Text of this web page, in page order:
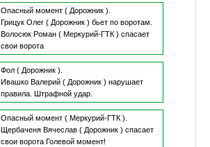
Опасный момент ( Дорожник ).
Грицук Олег( Дорожник ) бьет по воротам.
Волосюк Роман( Меркурий-ГТК ) спасает
свои ворота
Фол ( Дорожник ).
Ивашко Валерий( Дорожник ) нарушает
правила.
Штрафной удар.
Опасный момент ( Меркурий-ГТК ).
Щербаченя Вячеслав( Дорожник ) спасает
свои ворота Голевой момент!